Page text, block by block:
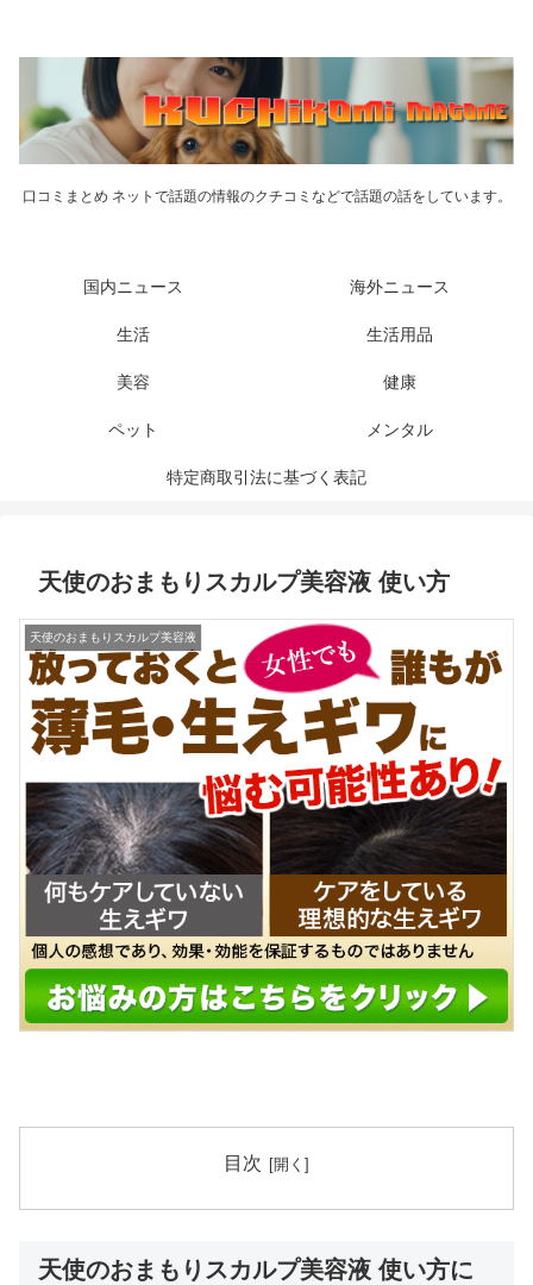
口コミまとめ ネットで話題の情報のクチコミなどで話題の話をしています。
国内ニュース 海外ニュース
生活 生活用品
美容 健康
ペット メンタル
特定商取引法に基づく表記
天使のおまもりスカルプ美容液 使い方
天使のおまもりスカルプ美容液
目次
天使のおまもりスカルプ美容液 使い方に